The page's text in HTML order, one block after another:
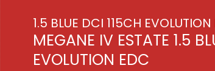
1.5 BLUE DCI 115CH
MEGANE IV ESTATE 1.5
EVOLUTION EDC